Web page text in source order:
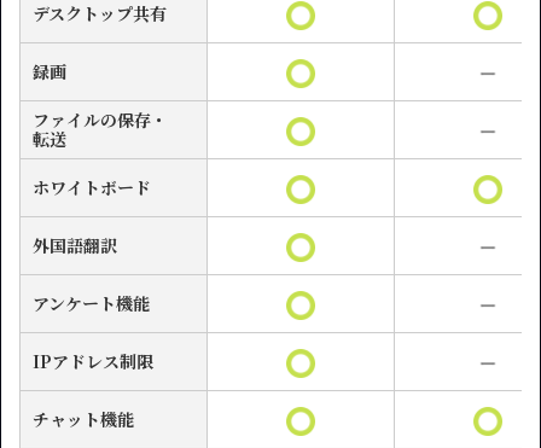
デスクトップ共有
録画
ファイルの保存・
転送
ホワイトボード
外国語翻訳
アンケート機能
IPアドレス制限
チャット機能